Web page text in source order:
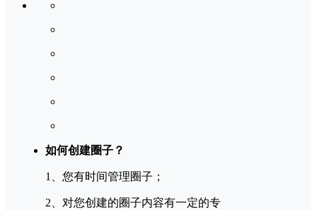
如何创建圈子？
1、您有时间管理圈子；
2、对您创建的圈子内容有一定的专